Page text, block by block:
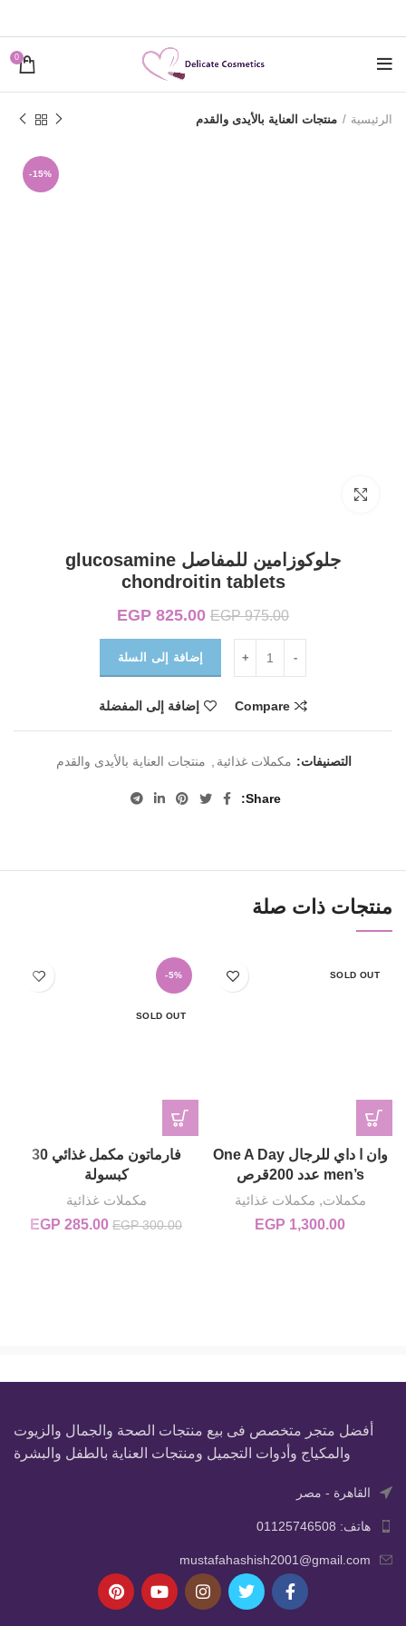
0
الرئيسية منتجات العناية بالأيدى والقدم
-15%
جلوكوزامين للمفاصل glucosamine
chondroitin tablets
EGP975.00
السعر الأصلي هو:
EGP 975.00.
EGP 825.00
EGP 825.00.
إضافة إلى السلة
Compare إضافة إلى المفضلة
التصنيفات: مكملات غذائية منتجات العناية بالأيدى والقدم
Share
منتجات ذات صلة
SOLD OUT
وان ا داي للرجال One A Day
men’s عدد 200قرص
مكملات, مكملات غذائية
EGP 1,300.00
-5%
SOLD OUT
فارماتون مكمل غذائي 30
كبسولة
مكملات غذائية
EGP300.00
السعر الأصلي
EGP 285.00
أفضل متجر متخصص فى بيع منتجات الصحة والجمال والزيوت
والمكياج وأدوات التجميل ومنتجات العناية بالطفل والبشرة
القاهرة - مصر
هاتف: 01125746508
mustafahashish2001@gmail.com